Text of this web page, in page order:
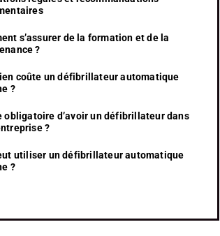
s’assurer de la formation et de la
?
coûte un défibrillateur automatique
?
obligatoire d’avoir un défibrillateur dans
?
utiliser un défibrillateur automatique
?